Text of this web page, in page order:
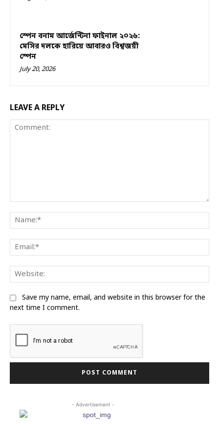
স্পেন বনাম আর্জেন্টিনা ফাইনাল ২০২৬:
মেসির দলকে হারিয়ে আবারও বিশ্বজয়ী
স্পেন
July 20, 2026
LEAVE A REPLY
Save my name, email, and website in this browser for the
next time I comment.
- Advertisement -